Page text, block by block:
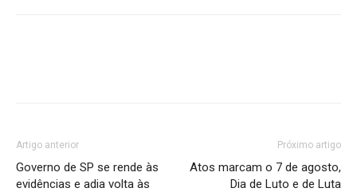
Artigo anterior
Governo de SP se rende às
evidências e adia volta às
Próximo artigo
Atos marcam o 7 de agosto,
Dia de Luto e de Luta